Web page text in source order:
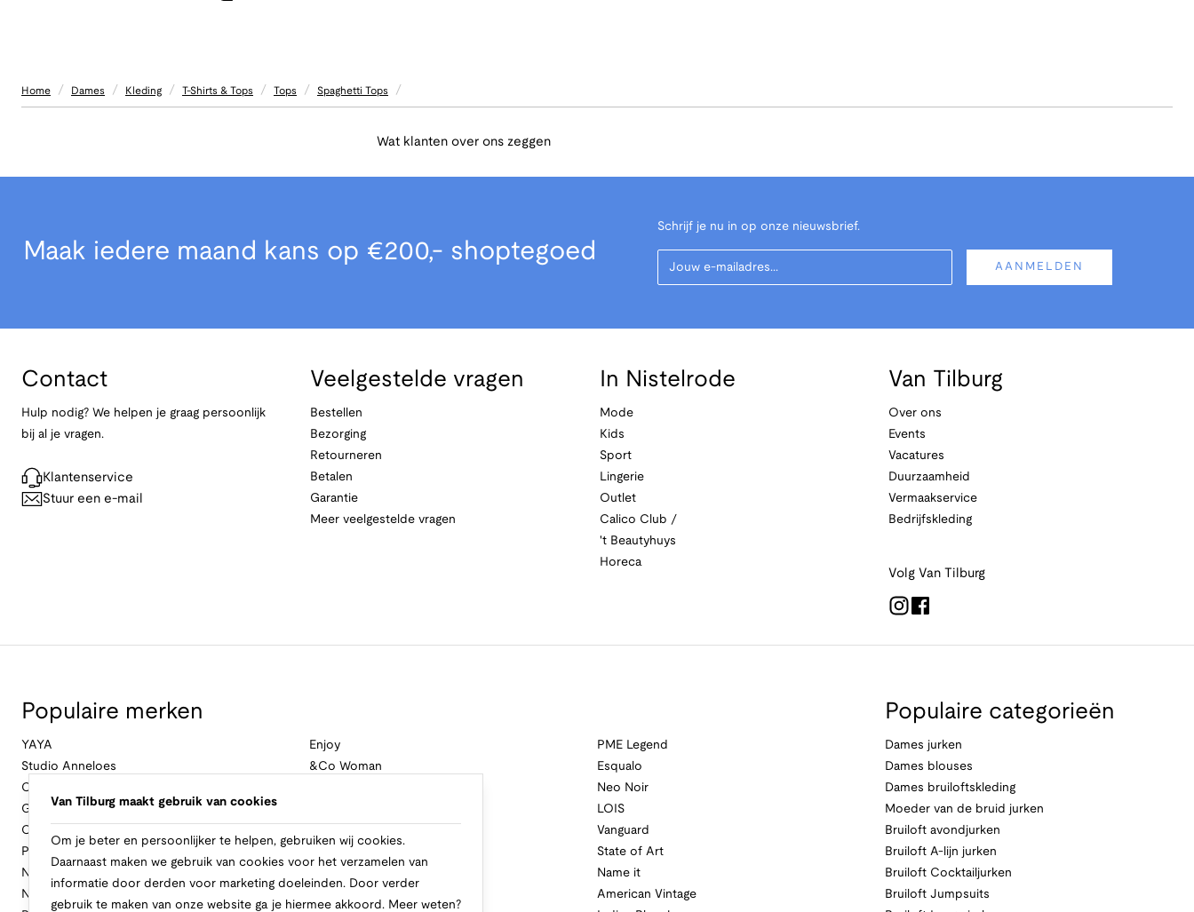
Home / Dames / Kleding / T-Shirts & Tops / Tops / Spaghetti Tops /
Wat klanten over ons zeggen
Maak iedere maand kans op €200,- shoptegoed
Schrijf je nu in op onze nieuwsbrief.
Your Email
AANMELDEN
Contact
Hulp nodig? We helpen je graag persoonlijk
bij al je vragen.
Klantenservice
Stuur een e-mail
Veelgestelde vragen
Bestellen
Bezorging
Retourneren
Betalen
Garantie
Meer veelgestelde vragen
In Nistelrode
Mode
Kids
Sport
Lingerie
Outlet
Calico Club /
't Beautyhuys
Horeca
Van Tilburg
Over ons
Events
Vacatures
Duurzaamheid
Vermaakservice
Bedrijfskleding
Volg Van Tilburg
Populaire merken
YAYA
Studio Anneloes
Cambio
Geisha
Cast Iron
Profuomo
No Excess
New Balance
Enjoy
&Co Woman
PME Legend
Esqualo
Neo Noir
LOIS
Vanguard
State of Art
Name it
American Vintage
Populaire categorieën
Dames jurken
Dames blouses
Dames bruiloftskleding
Moeder van de bruid jurken
Bruiloft avondjurken
Bruiloft A-lijn jurken
Bruiloft Cocktailjurken
Bruiloft Jumpsuits
Van Tilburg maakt gebruik van cookies
Om je beter en persoonlijker te helpen, gebruiken wij cookies.
Daarnaast maken we gebruik van cookies voor het verzamelen van
informatie door derden voor marketing doeleinden. Door verder
gebruik te maken van onze website ga je hiermee akkoord. Meer weten?